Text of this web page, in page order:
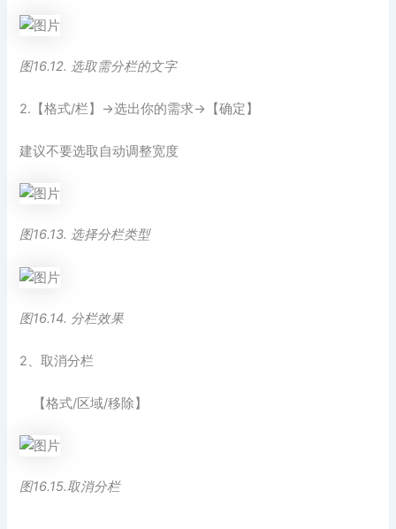
图16.12. 选取需分栏的文字
2.【格式/栏】→选出你的需求→【确定】
建议不要选取自动调整宽度
图16.13. 选择分栏类型
图16.14. 分栏效果
2、取消分栏
【格式/区域/移除】
图16.15.取消分栏